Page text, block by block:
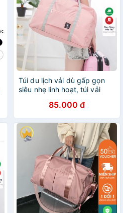
Túi du lịch vải dù gấp gọn
siêu nhẹ linh hoạt, túi vải
85.000 đ